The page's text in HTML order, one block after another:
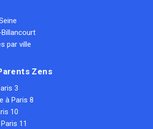
par ville
Zens
3
à Paris 8
10
11